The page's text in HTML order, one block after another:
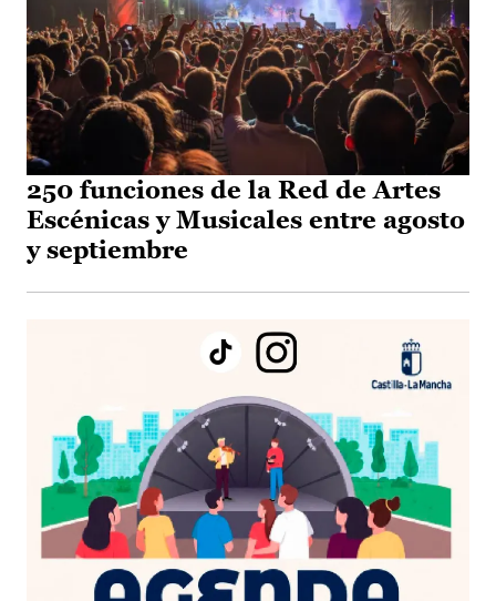
250 funciones de la Red de Artes
Escénicas y Musicales entre agosto
y septiembre